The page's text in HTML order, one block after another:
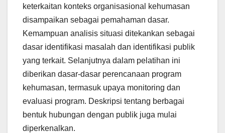
keterkaitan konteks organisasional kehumasan
disampaikan sebagai pemahaman dasar.
Kemampuan analisis situasi ditekankan sebagai
dasar identifikasi masalah dan identifikasi publik
yang terkait. Selanjutnya dalam pelatihan ini
diberikan dasar-dasar perencanaan program
kehumasan, termasuk upaya monitoring dan
evaluasi program. Deskripsi tentang berbagai
bentuk hubungan dengan publik juga mulai
diperkenalkan.